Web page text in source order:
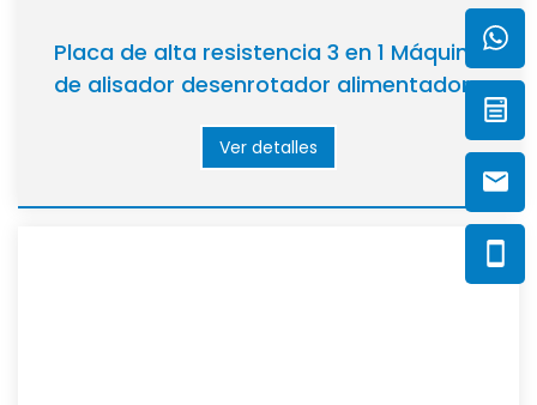
Placa de alta resistencia 3 en 1 Máquina
de alisador desenrotador alimentadora
Ver detalles